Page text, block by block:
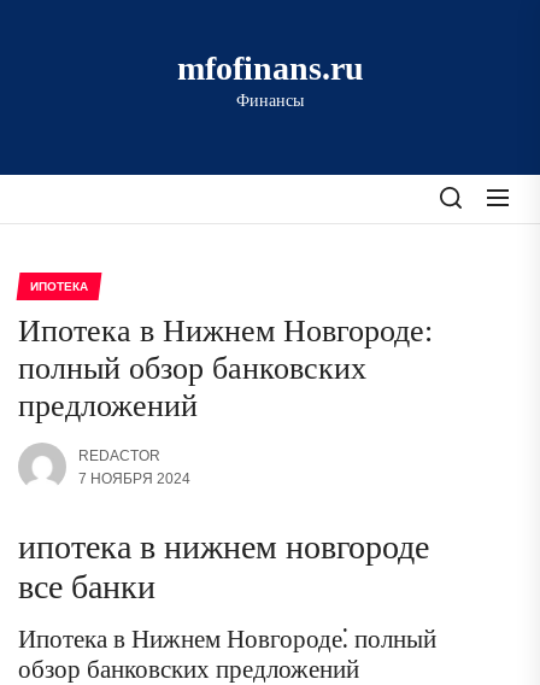
mfofinans.ru
Финансы
ИПОТЕКА
Ипотека в Нижнем Новгороде:
полный обзор банковских
предложений
REDACTOR
7 НОЯБРЯ 2024
ипотека в нижнем новгороде
все банки
Ипотека в Нижнем Новгороде⁚ полный
обзор банковских предложений